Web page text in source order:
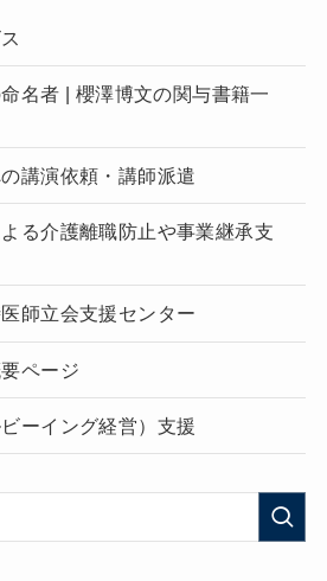
名者 | 櫻澤博文の関与書籍一
講演依頼・講師派遣
る介護離職防止や事業継承支
師立会支援センター
ページ
ーイング経営）支援